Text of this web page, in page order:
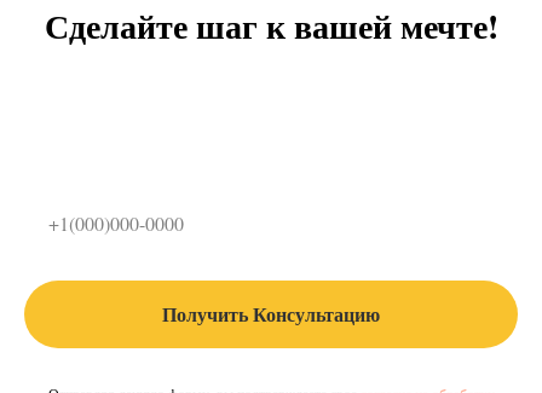
Сделайте шаг к вашей мечте!
Получить Консультацию